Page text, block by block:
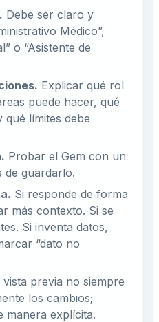
Debe ser claro y
Médico”,
o “Asistente de
Explicar qué rol
puede hacer, qué
límites debe
Probar el Gem con un
de guardarlo.
Si responde de forma
más contexto. Si se
Si inventa datos,
“dato no
vista previa no siempre
los cambios;
manera explícita.